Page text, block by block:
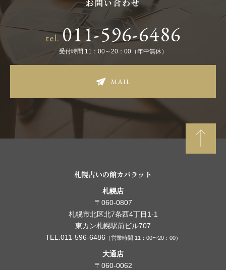
お問い合わせ
tel.011-596-6486
受付時間 11：00～20：00（年中無休）
MAIL
札幌占いの館カバラット
札幌店
〒060-0807
札幌市北区北7条西4丁目1-1
東カン札幌駅前ビル707
TEL.011-596-6486 （営業時間 11：00〜20：00）
大通店
〒060-0062